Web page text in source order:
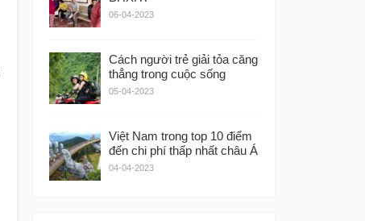
06-04-2023
Cách người trẻ giải tỏa căng
thẳng trong cuộc sống
05-04-2023
Việt Nam trong top 10 điểm
đến chi phí thấp nhất châu Á
04-04-2023